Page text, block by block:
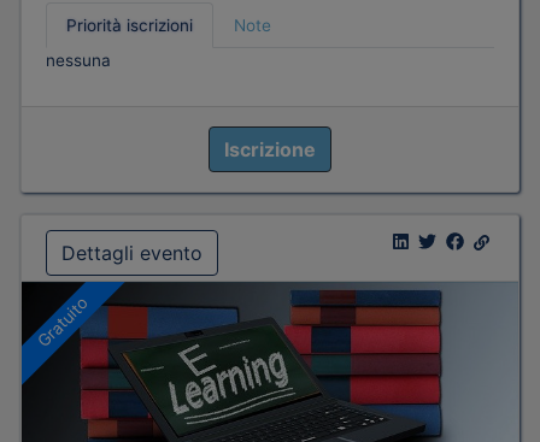
Priorità iscrizioni
Note
nessuna
Iscrizione
Dettagli evento
Gratuito